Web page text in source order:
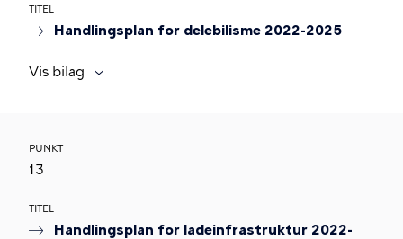
TITEL
Handlingsplan for delebilisme 2022-2025
Vis bilag
PUNKT
13
TITEL
Handlingsplan for ladeinfrastruktur 2022-